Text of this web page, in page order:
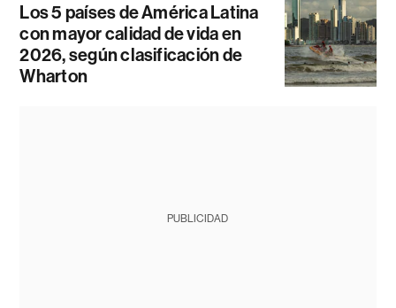
Los 5 países de América Latina
con mayor calidad de vida en
2026, según clasificación de
Wharton
PUBLICIDAD